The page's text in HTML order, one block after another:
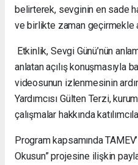
belirterek, sevginin en sade
ve birlikte zaman geçirmekle
Etkinlik, Sevgi Günü’nün
anlatan açılış konuşmasıyla
videosunun izlenmesinin
Yardımcısı Gülten Terzi,
çalışmalar hakkında
Program kapsamında
Okusun” projesine ilişkin